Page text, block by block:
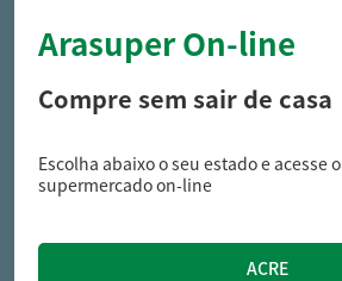
R$ 89,49
Arasuper On-line
Compre sem sair de casa
Escolha abaixo o seu estado e acesse o
supermercado on-line